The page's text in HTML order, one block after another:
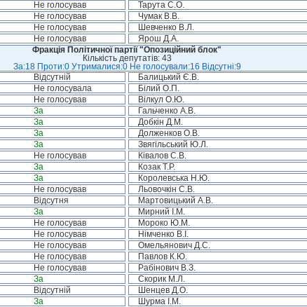
Не голосував Тарута С.О.
Не голосував Чумак В.В.
Не голосував Шевченко В.Л.
Не голосував Ярош Д.А.
Фракція Політичної партії "Опозиційний блок"
Кількість депутатів: 43
За:18 Проти:0 Утрималися:0 Не голосували:16 Відсутні:9
Відсутній Балицький Є.В.
Не голосувала Білий О.П.
Не голосував Вілкул О.Ю.
За Гальченко А.В.
За Добкін Д.М.
За Долженков О.В.
За Звягільський Ю.Л.
Не голосував Ківалов С.В.
За Козак Т.Р.
За Королевська Н.Ю.
Не голосував Льовочкін С.В.
Відсутня Мартовицький А.В.
За Мирний І.М.
Не голосував Мороко Ю.М.
Не голосував Німченко В.І.
Не голосував Омельянович Д.С.
Не голосував Павлов К.Ю.
Не голосував Рабінович В.З.
За Скорик М.Л.
Відсутній Шенцев Д.О.
За Шурма І.М.